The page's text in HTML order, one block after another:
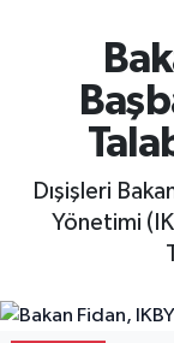
Dışişleri
Yönetimi
Borsa
İş Dünyası
Lojistik
Otovitrin
Süper Lig
Tüm
Son
Haber